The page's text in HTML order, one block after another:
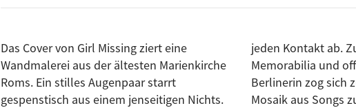
Das Cover von Girl Missingziert eine
Wandmalerei aus der ältesten Marienkirche
Roms. Ein stilles Augenpaar starrt
gespenstisch aus einem jenseitigen Nichts.
jeden Kontakt ab. Zurück blieben
Memorabilia und offene Fäden. Die
Berlinerin zog sich zurück und begann, ein
Mosaik aus Songs zusammenzusetzen. Es